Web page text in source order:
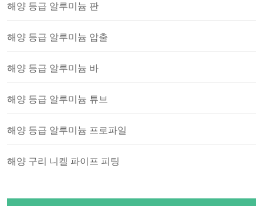
해양 등급 알루미늄 판
해양 등급 알루미늄 압출
해양 등급 알루미늄 바
해양 등급 알루미늄 튜브
해양 등급 알루미늄 프로파일
해양 구리 니켈 파이프 피팅